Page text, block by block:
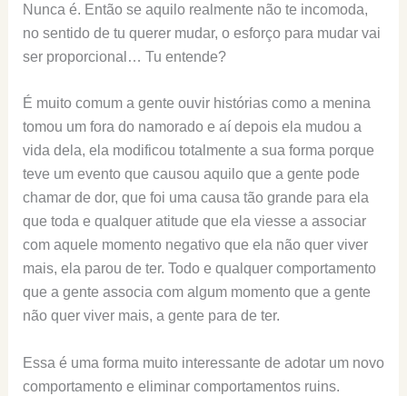
Nunca é. Então se aquilo realmente não te incomoda,
no sentido de tu querer mudar, o esforço para mudar vai
ser proporcional… Tu entende?
É muito comum a gente ouvir histórias como a menina
tomou um fora do namorado e aí depois ela mudou a
vida dela, ela modificou totalmente a sua forma porque
teve um evento que causou aquilo que a gente pode
chamar de dor, que foi uma causa tão grande para ela
que toda e qualquer atitude que ela viesse a associar
com aquele momento negativo que ela não quer viver
mais, ela parou de ter. Todo e qualquer comportamento
que a gente associa com algum momento que a gente
não quer viver mais, a gente para de ter.
Essa é uma forma muito interessante de adotar um novo
comportamento e eliminar comportamentos ruins.